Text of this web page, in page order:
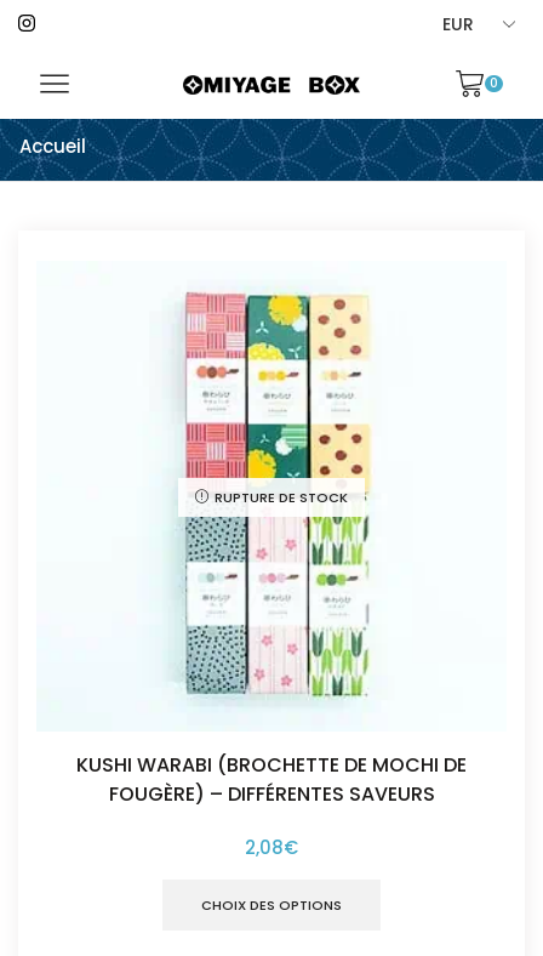
0
Accueil
RUPTURE DE STOCK
KUSHI WARABI (BROCHETTE DE MOCHI DE
FOUGÈRE) – DIFFÉRENTES SAVEURS
2,08€
CHOIX DES OPTIONS